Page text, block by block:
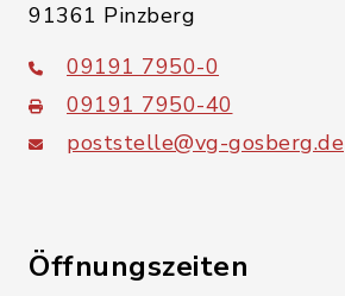
91361 Pinzberg
09191 7950-0
09191 7950-40
poststelle@vg-gosberg.de
Öffnungszeiten